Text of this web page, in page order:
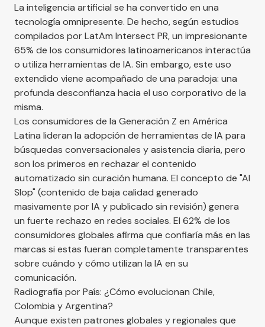
La inteligencia artificial se ha convertido en una
tecnología omnipresente. De hecho, según estudios
compilados porLatAm Intersect PR, un impresionante
65% de los consumidores latinoamericanos interactúa
o utiliza herramientas de IA. Sin embargo, este uso
extendido viene acompañado de una paradoja: una
profunda desconfianza hacia el uso corporativo de la
misma.
Los consumidores de la Generación Z en América
Latina lideran la adopción de herramientas de IA para
búsquedas conversacionales y asistencia diaria, pero
son los primeros en rechazar el contenido
automatizado sin curación humana. El concepto de "AI
Slop" (contenido de baja calidad generado
masivamente por IA y publicado sin revisión) genera
un fuerte rechazo en redes sociales. El 62% de los
consumidores globales afirma que confiaría más en las
marcas si estas fueran completamente transparentes
sobre cuándo y cómo utilizan la IA en su
comunicación.
Radiografía por País: ¿Cómo evolucionan Chile,
Colombia y Argentina?
Aunque existen patrones globales y regionales que